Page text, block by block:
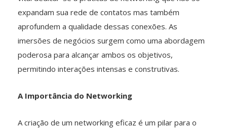
expandam sua rede de contatos mas também
aprofundem a qualidade dessas conexões. As
imersões de negócios surgem como uma abordagem
poderosa para alcançar ambos os objetivos,
permitindo interações intensas e construtivas.
A Importância do Networking
A criação de um networking eficaz é um pilar para o